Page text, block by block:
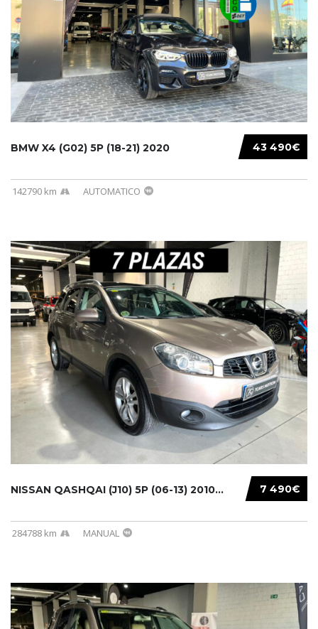
43 490€
BMW X4 (G02) 5P (18-21) 2020
142790 km AUTOMATICO
7 490€
NISSAN QASHQAI (J10) 5P (06-13) 2010...
284788 km MANUAL